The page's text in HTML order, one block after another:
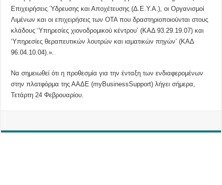
Επιχειρήσεις Ύδρευσης και Αποχέτευσης (Δ.Ε.Υ.Α.), οι Οργανισμοί
Λιμένων και οι επιχειρήσεις των ΟΤΑ που δραστηριοποιούνται στους
κλάδους ‘Υπηρεσίες χιονοδρομικού κέντρου’ (ΚΑΔ 93.29.19.07) και
‘Υπηρεσίες θεραπευτικών λουτρών και ιαματικών πηγών’ (ΚΑΔ
96.04.10.04).».
Να σημειωθεί ότι η προθεσμία για την ένταξη των ενδιαφερομένων
στην πλατφόρμα της ΑΑΔΕ (myBusinessSupport) λήγει σήμερα,
Τετάρτη 24 Φεβρουαρίου.